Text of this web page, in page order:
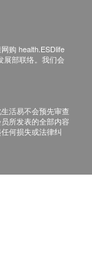
购 health.ESDlife
展部联络。我们会
活易不会预先审查
所发表的全部内容
何损失或法律纠